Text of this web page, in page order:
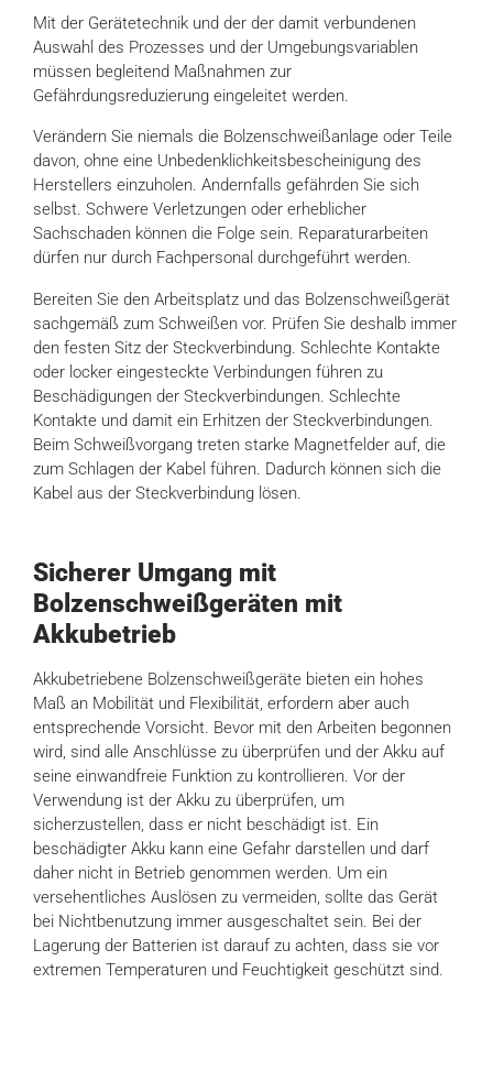
Mit der Gerätetechnik und der der damit verbundenen
Auswahl des Prozesses und der Umgebungsvariablen
müssen begleitend Maßnahmen zur
Gefährdungsreduzierung eingeleitet werden.
Verändern Sie niemals die Bolzenschweißanlage oder Teile
davon, ohne eine Unbedenklichkeitsbescheinigung des
Herstellers einzuholen. Andernfalls gefährden Sie sich
selbst. Schwere Verletzungen oder erheblicher
Sachschaden können die Folge sein. Reparaturarbeiten
dürfen nur durch Fachpersonal durchgeführt werden.
Bereiten Sie den Arbeitsplatz und das Bolzenschweißgerät
sachgemäß zum Schweißen vor. Prüfen Sie deshalb immer
den festen Sitz der Steckverbindung. Schlechte Kontakte
oder locker eingesteckte Verbindungen führen zu
Beschädigungen der Steckverbindungen. Schlechte
Kontakte und damit ein Erhitzen der Steckverbindungen.
Beim Schweißvorgang treten starke Magnetfelder auf, die
zum Schlagen der Kabel führen. Dadurch können sich die
Kabel aus der Steckverbindung lösen.
Sicherer Umgang mit
Bolzenschweißgeräten mit
Akkubetrieb
Akkubetriebene Bolzenschweißgeräte bieten ein hohes
Maß an Mobilität und Flexibilität, erfordern aber auch
entsprechende Vorsicht. Bevor mit den Arbeiten begonnen
wird, sind alle Anschlüsse zu überprüfen und der Akku auf
seine einwandfreie Funktion zu kontrollieren. Vor der
Verwendung ist der Akku zu überprüfen, um
sicherzustellen, dass er nicht beschädigt ist. Ein
beschädigter Akku kann eine Gefahr darstellen und darf
daher nicht in Betrieb genommen werden. Um ein
versehentliches Auslösen zu vermeiden, sollte das Gerät
bei Nichtbenutzung immer ausgeschaltet sein. Bei der
Lagerung der Batterien ist darauf zu achten, dass sie vor
extremen Temperaturen und Feuchtigkeit geschützt sind.